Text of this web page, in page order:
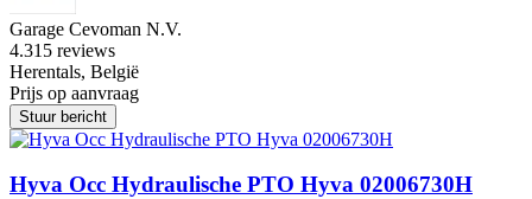
Garage Cevoman N.V.
4.315 reviews
Herentals, België
Prijs op aanvraag
Stuur bericht
Hyva Occ Hydraulische PTO Hyva 02006730H